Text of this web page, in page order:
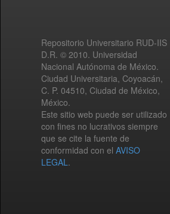
Repositorio Universitario RUD-IIS
D.R. © 2010. Universidad
Nacional Autónoma de México.
Ciudad Universitaria, Coyoacán,
C. P. 04510, Ciudad de México,
México.
Este sitio web puede ser utilizado
con fines no lucrativos siempre
que se cite la fuente de
conformidad con el AVISO
LEGAL.